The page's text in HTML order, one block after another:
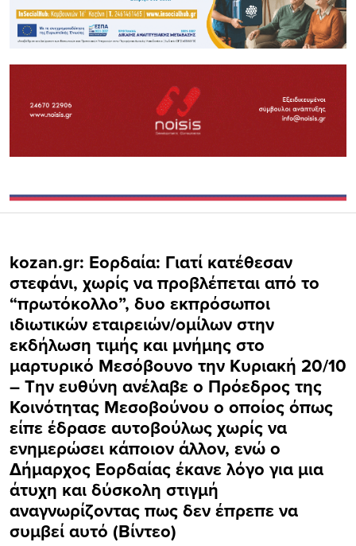
kozan.gr: Εορδαία: Γιατί κατέθεσαν
στεφάνι, χωρίς να προβλέπεται από το
“πρωτόκολλο”, δυο εκπρόσωποι
ιδιωτικών εταιρειών/ομίλων στην
εκδήλωση τιμής και μνήμης στο
μαρτυρικό Μεσόβουνο την Κυριακή 20/10
– Την ευθύνη ανέλαβε ο Πρόεδρος της
Κοινότητας Μεσοβούνου ο οποίος όπως
είπε έδρασε αυτοβούλως χωρίς να
ενημερώσει κάποιον άλλον, ενώ ο
Δήμαρχος Εορδαίας έκανε λόγο για μια
άτυχη και δύσκολη στιγμή
αναγνωρίζοντας πως δεν έπρεπε να
συμβεί αυτό (Βίντεο)